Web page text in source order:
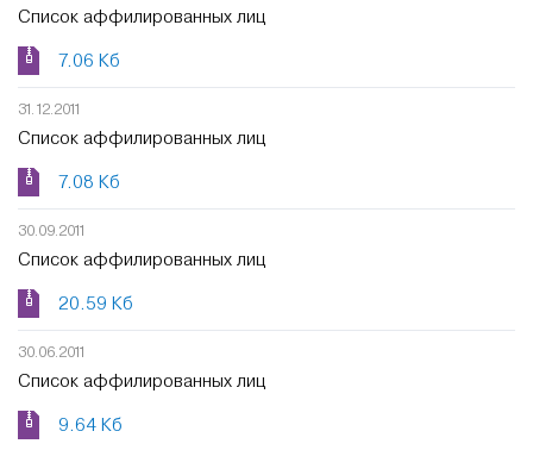
7.06 Кб
Список аффилированных лиц
31.12.2011
7.08 Кб
Список аффилированных лиц
30.09.2011
20.59 Кб
Список аффилированных лиц
30.06.2011
9.64 Кб
Список аффилированных лиц